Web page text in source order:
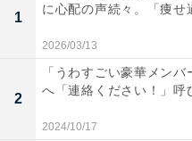
1
に心配の声続々。「痩せ
2026/03/13
2
「うわすごい豪華メン
へ「連絡ください！」呼
2024/10/17